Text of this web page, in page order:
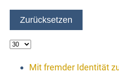
Zurücksetzen
Mit fremder Identität